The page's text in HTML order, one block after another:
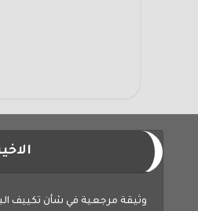
وثيقة مرجعية في شأن تكييف